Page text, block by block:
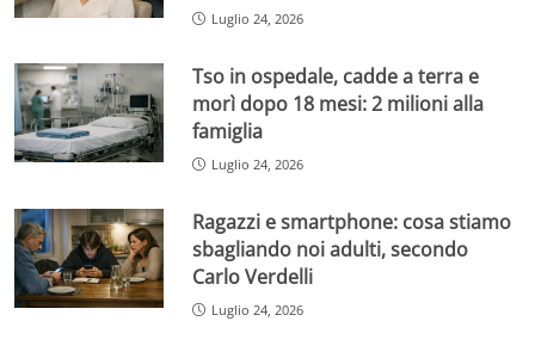
Luglio 24, 2026
Tso in ospedale, cadde a terra e
morì dopo 18 mesi: 2 milioni alla
famiglia
Luglio 24, 2026
Ragazzi e smartphone: cosa stiamo
sbagliando noi adulti, secondo
Carlo Verdelli
Luglio 24, 2026